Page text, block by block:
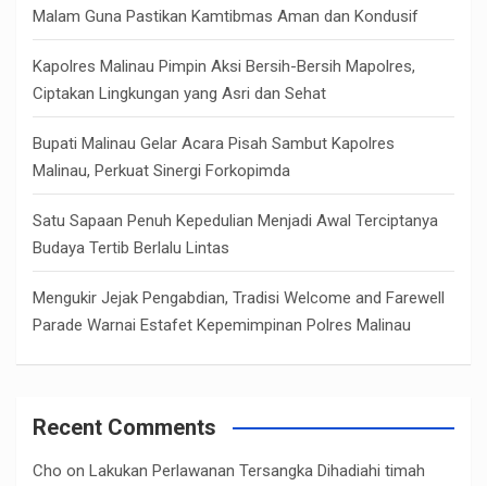
Malam Guna Pastikan Kamtibmas Aman dan Kondusif
Kapolres Malinau Pimpin Aksi Bersih-Bersih Mapolres,
Ciptakan Lingkungan yang Asri dan Sehat
Bupati Malinau Gelar Acara Pisah Sambut Kapolres
Malinau, Perkuat Sinergi Forkopimda
Satu Sapaan Penuh Kepedulian Menjadi Awal Terciptanya
Budaya Tertib Berlalu Lintas
Mengukir Jejak Pengabdian, Tradisi Welcome and Farewell
Parade Warnai Estafet Kepemimpinan Polres Malinau
Recent Comments
Cho on Lakukan Perlawanan Tersangka Dihadiahi timah